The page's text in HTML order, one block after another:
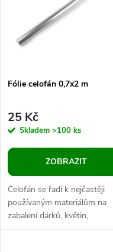
ů
Fólie celofán 0,7x2 m
25 Kč
Skladem >100 ks
ZOBRAZIT
Celofán se řadí k nejčastěji
používaným materiálům na
zabalení dárků, květin,
dárkových košů apod.